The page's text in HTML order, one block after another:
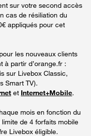
sur votre second accès
cas de résiliation du
appliqués pour cet
pour les nouveaux clients
à partir d’orange.fr :
sur Livebox Classic,
Smart TV).
et Internet+Mobile.
mois en fonction du
de 4 forfaits mobile
Livebox éligible.